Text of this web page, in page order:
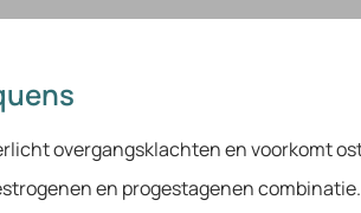
overgangsklachten en voorkomt
en progestagenen combinatie.